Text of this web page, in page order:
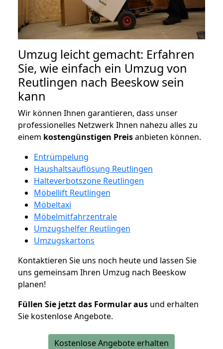
Umzug leicht gemacht: Erfahren
Sie, wie einfach ein Umzug von
Reutlingen nach Beeskow sein
kann
Wir können Ihnen garantieren, dass unser
professionelles Netzwerk Ihnen nahezu alles zu
einem kostengünstigen Preisanbieten können.
Entrümpelung
Haushaltsauflösung Reutlingen
Halteverbotszone Reutlingen
Möbellift Reutlingen
Möbeltaxi
Möbelmitfahrzentrale
Umzugshelfer Reutlingen
Umzugskartons
Kontaktieren Sie uns noch heute und lassen Sie
uns gemeinsam Ihren Umzug nach Beeskow
planen!
Füllen Sie jetzt das Formular aus und erhalten
Sie kostenlose Angebote.
Kostenlose Angebote erhalten